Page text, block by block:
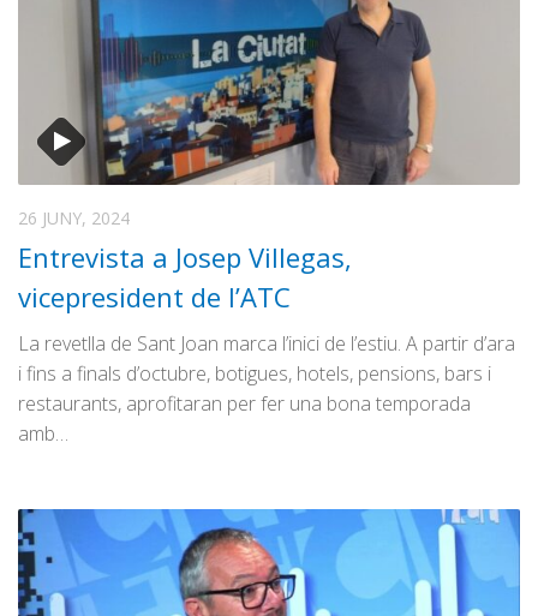
26 JUNY, 2024
Entrevista a Josep Villegas,
vicepresident de l’ATC
La revetlla de Sant Joan marca l’inici de l’estiu. A partir d’ara
i fins a finals d’octubre, botigues, hotels, pensions, bars i
restaurants, aprofitaran per fer una bona temporada
amb…